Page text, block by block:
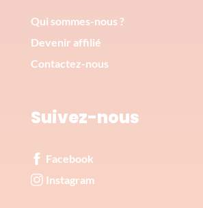
Qui sommes-nous ?
Devenir affilié
Contactez-nous
Suivez-nous
Facebook
Instagram